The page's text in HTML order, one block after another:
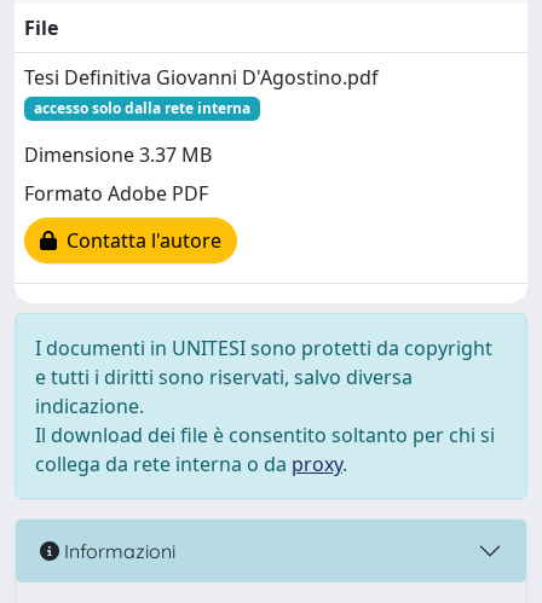
File
Tesi Definitiva Giovanni D'Agostino.pdf
accesso solo dalla rete interna
Dimensione 3.37 MB
Formato Adobe PDF
Contatta l'autore
I documenti in UNITESI sono protetti da copyright
e tutti i diritti sono riservati, salvo diversa
indicazione.
Il download dei file è consentito soltanto per chi si
collega da rete interna o da proxy.
Informazioni